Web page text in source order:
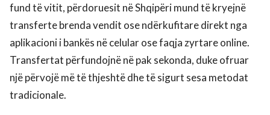
fund të vitit, përdoruesit në Shqipëri mund të kryejnë
transferte brenda vendit ose ndërkufitare direkt nga
aplikacioni i bankës në celular ose faqja zyrtare online.
Transfertat përfundojnë në pak sekonda, duke ofruar
një përvojë më të thjeshtë dhe të sigurt sesa metodat
tradicionale.